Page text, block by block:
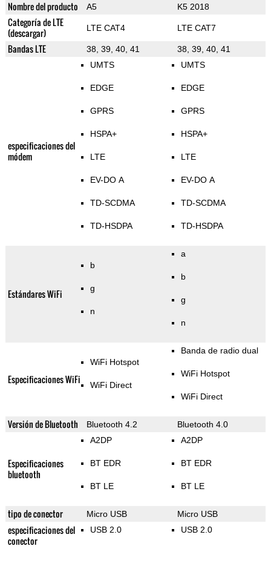
Nombre del producto A5 K5 2018
Categoría de LTE
(descargar)
LTE CAT4 LTE CAT7
Bandas LTE 38, 39, 40, 41 38, 39, 40, 41
especificaciones del
módem
UMTS
EDGE
GPRS
HSPA+
LTE
EV-DO A
TD-SCDMA
TD-HSDPA
UMTS
EDGE
GPRS
HSPA+
LTE
EV-DO A
TD-SCDMA
TD-HSDPA
Estándares WiFi
b
g
n
a
b
g
n
Especificaciones WiFi
WiFi Hotspot
WiFi Direct
Banda de radio dual
WiFi Hotspot
WiFi Direct
Versión de Bluetooth Bluetooth 4.2 Bluetooth 4.0
Especificaciones
bluetooth
A2DP
BT EDR
BT LE
A2DP
BT EDR
BT LE
tipo de conector Micro USB Micro USB
especificaciones del
conector
USB 2.0 USB 2.0